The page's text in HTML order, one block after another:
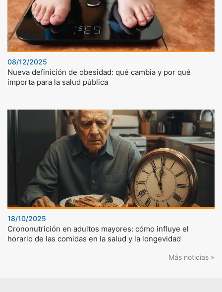
08/12/2025
Nueva definición de obesidad: qué cambia y por qué
importa para la salud pública
18/10/2025
Crononutrición en adultos mayores: cómo influye el
horario de las comidas en la salud y la longevidad
Más noticias »